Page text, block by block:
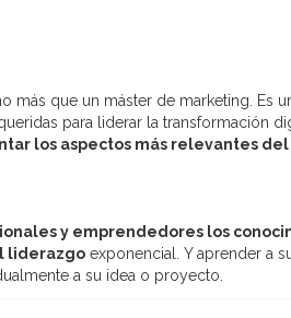
más que un máster de marketing. Es
para liderar la transformación
los aspectos más relevantes
y emprendedores los
liderazgo exponencial. Y aprender a
a su idea o proyecto.